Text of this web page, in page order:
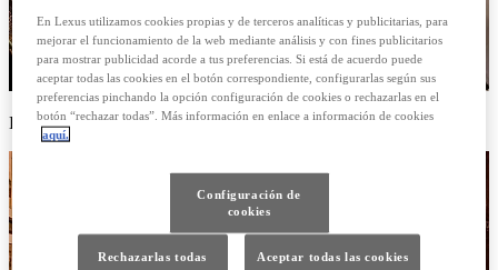
Los reservados “a medida” del mítico restaurante madrileño.
En Lexus utilizamos cookies propias y de terceros analíticas y publicitarias, para
mejorar el funcionamiento de la web mediante análisis y con fines publicitarios
para mostrar publicidad acorde a tus preferencias. Si está de acuerdo puede
aceptar todas las cookies en el botón correspondiente, configurarlas según sus
preferencias pinchando la opción configuración de cookies o rechazarlas en el
botón “rechazar todas”. Más información en enlace a información de cookies
aquí.
Configuración de
cookies
Rechazarlas todas Aceptar todas las cookies